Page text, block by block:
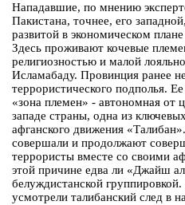
Нападавшие, по мнению
Пакистана, точнее, его
развитой в экономическом
Здесь проживают кочевые
религиозностью и малой
Исламабаду. Провинция ранее
террористического подполья.
«зона племен» - автономная от
западе страны, одна из
афганского движения
совершали и продолжают
террористы вместе со своими
этой причине едва ли «Джайш
белуждистанской
усмотрели талибанский след в